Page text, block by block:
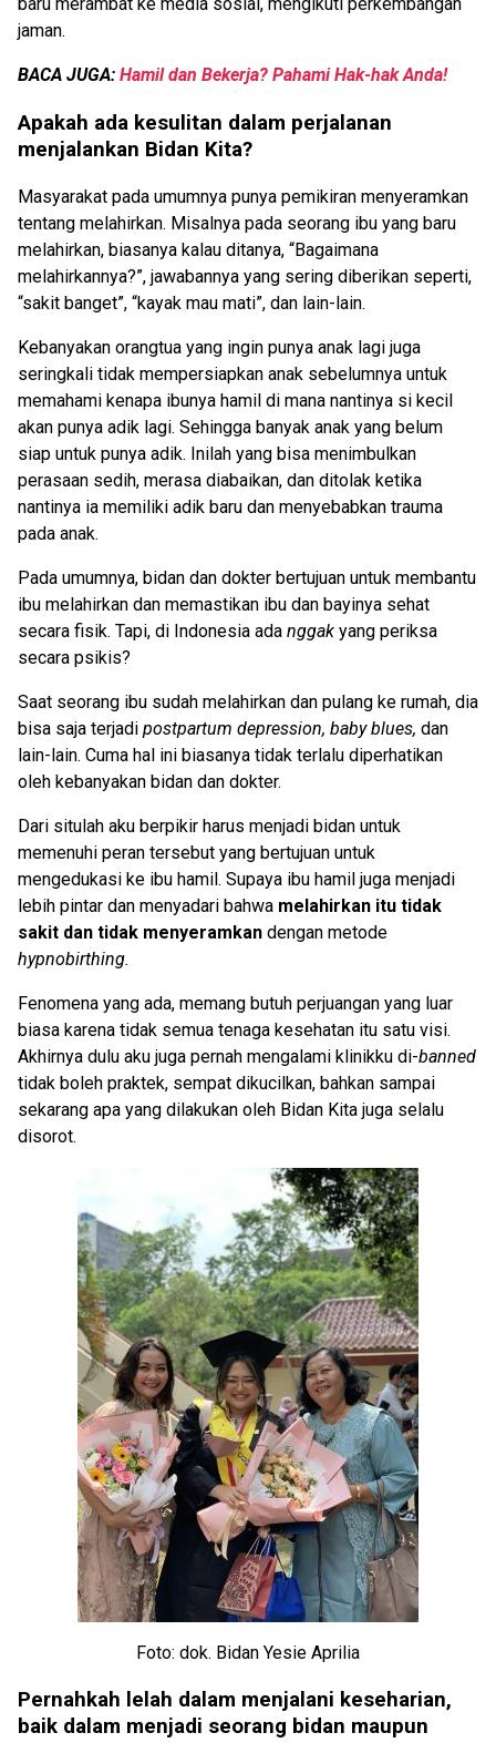
jaman.
BACA JUGA: Hamil dan Bekerja? Pahami Hak-hak Anda!
Apakah ada kesulitan dalam perjalanan
menjalankan Bidan Kita?
Masyarakat pada umumnya punya pemikiran menyeramkan
tentang melahirkan. Misalnya pada seorang ibu yang baru
melahirkan, biasanya kalau ditanya, “Bagaimana
melahirkannya?”, jawabannya yang sering diberikan seperti,
“sakit banget”, “kayak mau mati”, dan lain-lain.
Kebanyakan orangtua yang ingin punya anak lagi juga
seringkali tidak mempersiapkan anak sebelumnya untuk
memahami kenapa ibunya hamil di mana nantinya si kecil
akan punya adik lagi. Sehingga banyak anak yang belum
siap untuk punya adik. Inilah yang bisa menimbulkan
perasaan sedih, merasa diabaikan, dan ditolak ketika
nantinya ia memiliki adik baru dan menyebabkan trauma
pada anak.
Pada umumnya, bidan dan dokter bertujuan untuk membantu
ibu melahirkan dan memastikan ibu dan bayinya sehat
secara fisik. Tapi, di Indonesia ada nggak yang periksa
secara psikis?
Saat seorang ibu sudah melahirkan dan pulang ke rumah, dia
bisa saja terjadi postpartum depression, baby blues, dan
lain-lain. Cuma hal ini biasanya tidak terlalu diperhatikan
oleh kebanyakan bidan dan dokter.
Dari situlah aku berpikir harus menjadi bidan untuk
memenuhi peran tersebut yang bertujuan untuk
mengedukasi ke ibu hamil. Supaya ibu hamil juga menjadi
lebih pintar dan menyadari bahwa melahirkan itu tidak
sakit dan tidak menyeramkan dengan metode
hypnobirthing.
Fenomena yang ada, memang butuh perjuangan yang luar
biasa karena tidak semua tenaga kesehatan itu satu visi.
Akhirnya dulu aku juga pernah mengalami klinikku di-banned
tidak boleh praktek, sempat dikucilkan, bahkan sampai
sekarang apa yang dilakukan oleh Bidan Kita juga selalu
disorot.
Foto: dok. Bidan Yesie Aprilia
Pernahkah lelah dalam menjalani keseharian,
baik dalam menjadi seorang bidan maupun